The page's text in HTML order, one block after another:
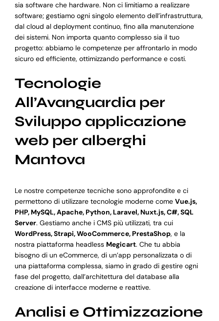
sia software che hardware. Non ci limitiamo a realizzare
software; gestiamo ogni singolo elemento dell’infrastruttura,
dal cloud al deployment continuo, fino alla manutenzione
dei sistemi. Non importa quanto complesso sia il tuo
progetto: abbiamo le competenze per affrontarlo in modo
sicuro ed efficiente, ottimizzando performance e costi.
Tecnologie
All’Avanguardia per
Sviluppo applicazione
web per alberghi
Mantova
Le nostre competenze tecniche sono approfondite e ci
permettono di utilizzare tecnologie moderne come Vue.js,
PHP, MySQL, Apache, Python, Laravel, Nuxt.js, C#, SQL
Server. Gestiamo anche i CMS più utilizzati, tra cui
WordPress, Strapi, WooCommerce, PrestaShop, e la
nostra piattaforma headless Megicart. Che tu abbia
bisogno di un eCommerce, di un’app personalizzata o di
una piattaforma complessa, siamo in grado di gestire ogni
fase del progetto, dall’architettura del database alla
creazione di interfacce moderne e reattive.
Analisi e Ottimizzazione